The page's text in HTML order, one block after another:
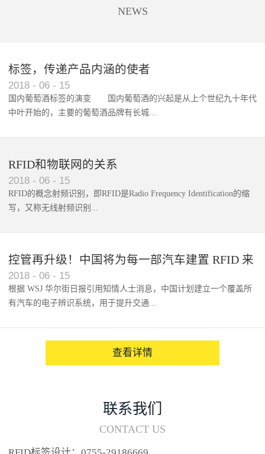
NEWS
标签，传递产品内涵的使者
2018 - 06 - 15
国内葡萄酒标签的演变 国内葡萄酒的兴起是从上个世纪九十年代
中叶开始的，主要的葡萄酒品牌有长城...
RFID和物联网的关系
2018 - 06 - 15
RFID的概念射频识别，即RFID是Radio Frequency Identification的缩
写，又称无线射频识别...
控管再升级！中国将为每一部汽车建置 RFID 来
架构辨识系统
2018 - 06 - 15
根据 WSJ 华尔街日报引用知情人士消息，中国计划建立一个覆盖所
有汽车的电子辨识系统，用于提升交通...
查看详情
联系我们
CONTACT US